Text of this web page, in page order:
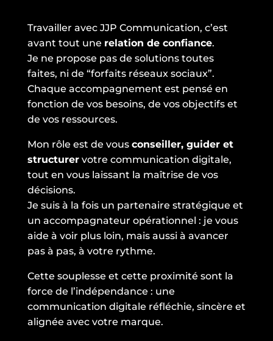
Travailler avec JJP Communication, c’est
avant tout une relation de confiance.
Je ne propose pas de solutions toutes
faites, ni de “forfaits réseaux sociaux”.
Chaque accompagnement est pensé en
fonction de vos besoins, de vos objectifs et
de vos ressources.
Mon rôle est de vous conseiller, guider et
structurervotre communication digitale,
tout en vous laissant la maîtrise de vos
décisions.
Je suis à la fois un partenaire stratégique et
un accompagnateur opérationnel : je vous
aide à voir plus loin, mais aussi à avancer
pas à pas, à votre rythme.
Cette souplesse et cette proximité sont la
force de l’indépendance : une
communication digitale réfléchie, sincère et
alignée avec votre marque.